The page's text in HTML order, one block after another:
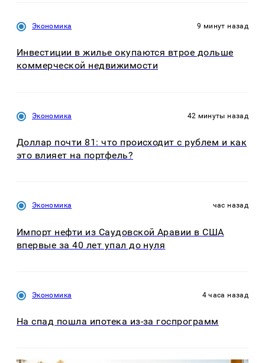
Экономика 9 минут назад
Инвестиции в жилье окупаются втрое дольше
коммерческой недвижимости
Экономика 42 минуты назад
Доллар почти 81: что происходит с рублем и как
это влияет на портфель?
Экономика час назад
Импорт нефти из Саудовской Аравии в США
впервые за 40 лет упал до нуля
Экономика 4 часа назад
На спад пошла ипотека из-за госпрограмм